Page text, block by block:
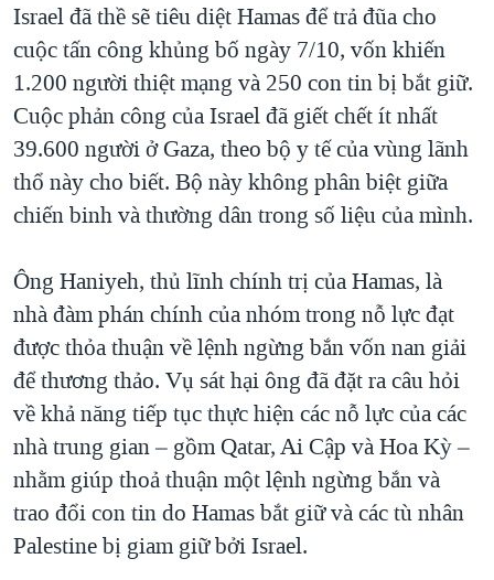
Israel đã thề sẽ tiêu diệt Hamas để trả đũa cho
cuộc tấn công khủng bố ngày 7/10, vốn khiến
1.200 người thiệt mạng và 250 con tin bị bắt giữ.
Cuộc phản công của Israel đã giết chết ít nhất
39.600 người ở Gaza, theo bộ y tế của vùng lãnh
thổ này cho biết. Bộ này không phân biệt giữa
chiến binh và thường dân trong số liệu của mình.
Ông Haniyeh, thủ lĩnh chính trị của Hamas, là
nhà đàm phán chính của nhóm trong nỗ lực đạt
được thỏa thuận về lệnh ngừng bắn vốn nan giải
để thương thảo. Vụ sát hại ông đã đặt ra câu hỏi
về khả năng tiếp tục thực hiện các nỗ lực của các
nhà trung gian – gồm Qatar, Ai Cập và Hoa Kỳ –
nhằm giúp thoả thuận một lệnh ngừng bắn và
trao đổi con tin do Hamas bắt giữ và các tù nhân
Palestine bị giam giữ bởi Israel.